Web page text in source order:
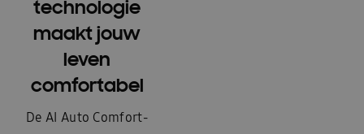
technologie
maakt jouw
leven
comfortabel
De AI Auto Comfort-